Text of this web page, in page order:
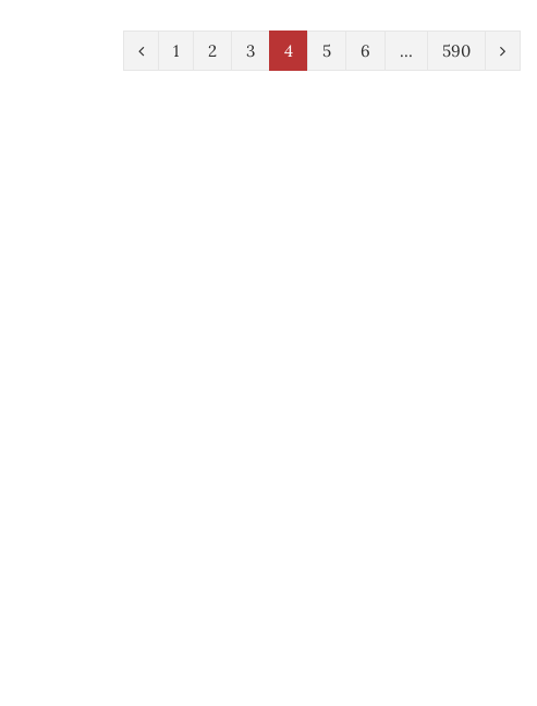
P
1 2 3 4 5 6 … 590
N